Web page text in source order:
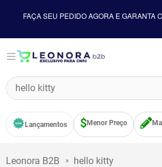
FAÇA SEU PEDIDO AGORA E GARANTA
O que você procura?
Lançamentos Menor Preço
hello kitty